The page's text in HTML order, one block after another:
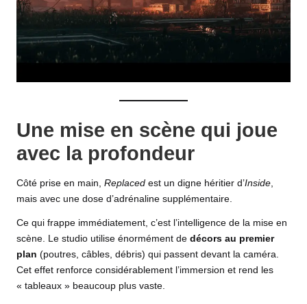
Une mise en scène qui joue
avec la profondeur
Côté prise en main, Replaced est un digne héritier d’Inside
mais avec une dose d’adrénaline supplémentaire.
Ce qui frappe immédiatement, c’est l’intelligence de la mise en
scène. Le studio utilise énormément de décors au premier
plan (poutres, câbles, débris) qui passent devant la caméra.
Cet effet renforce considérablement l’immersion et rend les
« tableaux » beaucoup plus vaste.